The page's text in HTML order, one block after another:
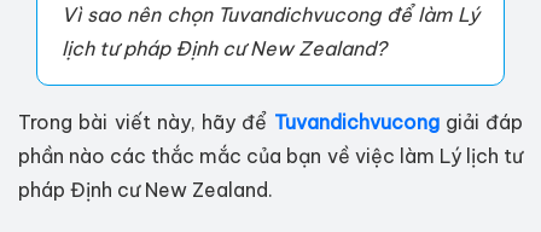
Vì sao nên chọn Tuvandichvucong để làm Lý
lịch tư pháp Định cư New Zealand?
Trong bài viết này, hãy để Tuvandichvuconggiải đáp
phần nào các thắc mắc của bạn về việc làm Lý lịch tư
pháp Định cư New Zealand.